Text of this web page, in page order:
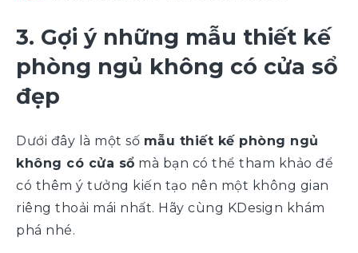
3. Gợi ý những mẫu thiết kế
phòng ngủ không có cửa sổ
đẹp
Dưới đây là một số mẫu thiết kế phòng ngủ
không có cửa sổ mà bạn có thể tham khảo để
có thêm ý tưởng kiến tạo nên một không gian
riêng thoải mái nhất. Hãy cùng KDesign khám
phá nhé.